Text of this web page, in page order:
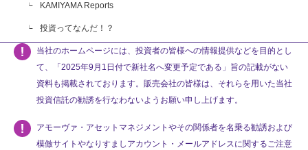
KAMIYAMA Reports
投資ってなんだ！？
当社のホームページには、投資者の皆様への情報提供などを目的とし
て、「2025年9月1日付で新社名へ変更予定である」旨の記載がない
資料も掲載されております。販売会社の皆様は、それらを用いた当社
投資信託の勧誘を行なわないようお願い申し上げます。
アモーヴァ・アセットマネジメントやその関係者を名乗る勧誘および
模倣サイトやなりすましアカウント・メールアドレスに関するご注意